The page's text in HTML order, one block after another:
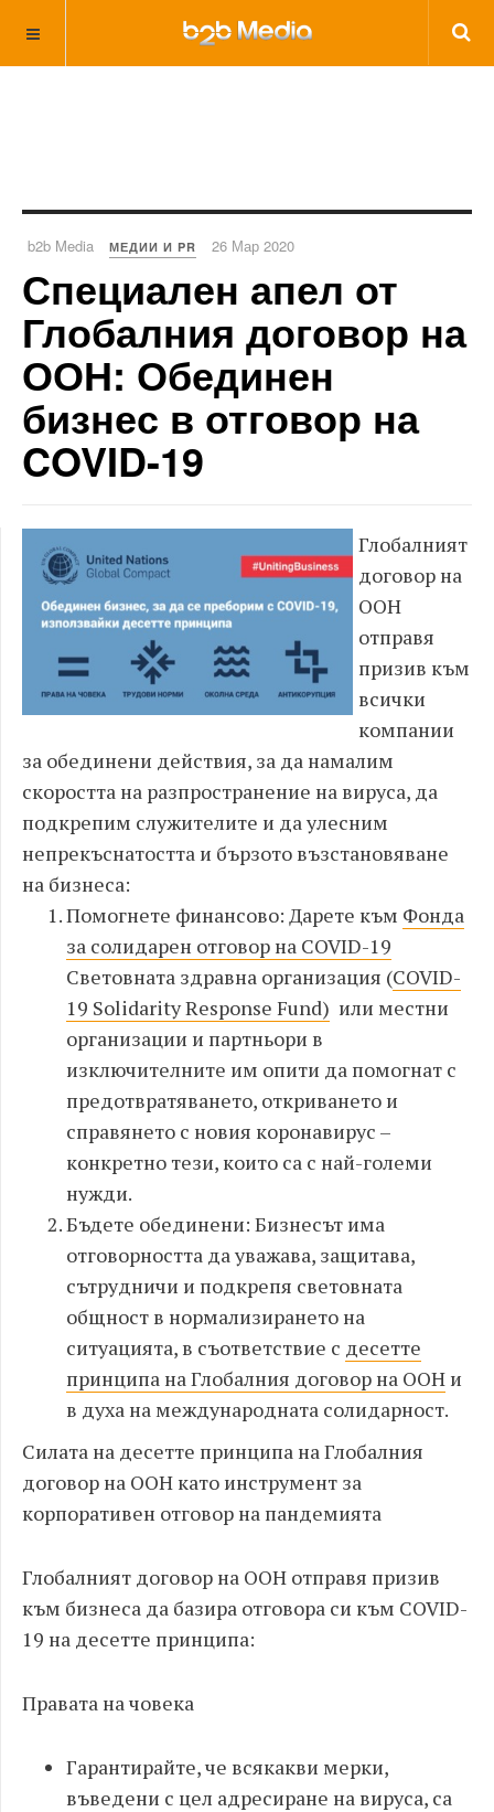
b2b Media МЕДИИ И PR 26 Мар 2020
Специален апел от
Глобалния договор на
ООН: Обединен
бизнес в отговор на
COVID-19
Глобалният
договор на
ООН
отправя
призив към
всички
компании
за обединени действия, за да намалим
скоростта на разпространение на вируса, да
подкрепим служителите и да улесним
непрекъснатостта и бързото възстановяване
на бизнеса:
Помогнете финансово: Дарете към Фонда
за солидарен отговор на COVID-19
Световната здравна организация (COVID-
19 Solidarity Response Fund) или местни
организации и партньори в
изключителните им опити да помогнат с
предотвратяването, откриването и
справянето с новия коронавирус –
конкретно тези, които са с най-големи
нужди.
Бъдете обединени: Бизнесът има
отговорността да уважава, защитава,
сътрудничи и подкрепя световната
общност в нормализирането на
ситуацията, в съответствие с десетте
принципа на Глобалния договор на ООН и
в духа на международната солидарност.
Силата на десетте принципа на Глобалния
договор на ООН като инструмент за
корпоративен отговор на пандемията
Глобалният договор на ООН отправя призив
към бизнеса да базира отговора си към COVID-
19 на десетте принципа:
Правата на човека
Гарантирайте, че всякакви мерки,
въведени с цел адресиране на вируса, са